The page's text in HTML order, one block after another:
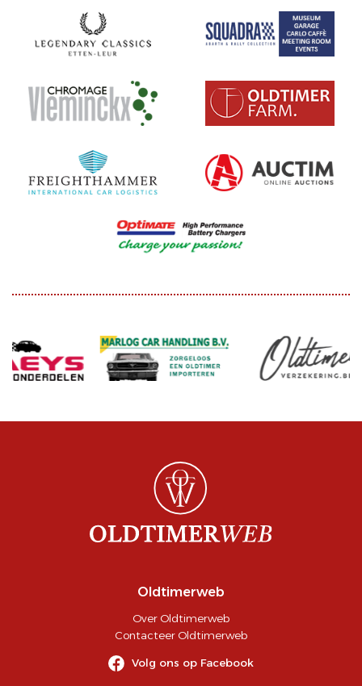
Oldtimerweb
Over Oldtimerweb
Contacteer Oldtimerweb
Volg ons op Facebook